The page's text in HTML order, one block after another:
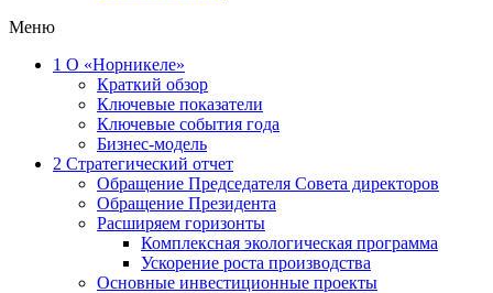
Меню
1 О «Норникеле»
Краткий обзор
Ключевые показатели
Ключевые события года
Бизнес-модель
2 Стратегический отчет
Обращение Председателя Совета директоров
Обращение Президента
Расширяем горизонты
Комплексная экологическая программа
Ускорение роста производства
Основные инвестиционные проекты